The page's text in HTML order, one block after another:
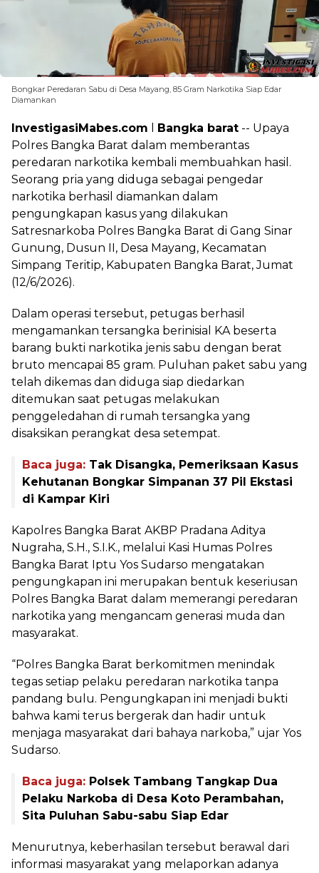
Bongkar Peredaran Sabu di Desa Mayang, 85 Gram Narkotika Siap Edar
Diamankan
InvestigasiMabes.com Bangka barat -- Upaya
Polres Bangka Barat dalam memberantas
peredaran narkotika kembali membuahkan hasil.
Seorang pria yang diduga sebagai pengedar
narkotika berhasil diamankan dalam
pengungkapan kasus yang dilakukan
Satresnarkoba Polres Bangka Barat di Gang Sinar
Gunung, Dusun II, Desa Mayang, Kecamatan
Simpang Teritip, Kabupaten Bangka Barat, Jumat
(12/6/2026).
Dalam operasi tersebut, petugas berhasil
mengamankan tersangka berinisial KA beserta
barang bukti narkotika jenis sabu dengan berat
bruto mencapai 85 gram. Puluhan paket sabu yang
telah dikemas dan diduga siap diedarkan
ditemukan saat petugas melakukan
penggeledahan di rumah tersangka yang
disaksikan perangkat desa setempat.
Baca juga: Tak Disangka, Pemeriksaan Kasus
Kehutanan Bongkar Simpanan 37 Pil Ekstasi
di Kampar Kiri
Kapolres Bangka Barat AKBP Pradana Aditya
Nugraha, S.H., S.I.K., melalui Kasi Humas Polres
Bangka Barat Iptu Yos Sudarso mengatakan
pengungkapan ini merupakan bentuk keseriusan
Polres Bangka Barat dalam memerangi peredaran
narkotika yang mengancam generasi muda dan
masyarakat.
“Polres Bangka Barat berkomitmen menindak
tegas setiap pelaku peredaran narkotika tanpa
pandang bulu. Pengungkapan ini menjadi bukti
bahwa kami terus bergerak dan hadir untuk
menjaga masyarakat dari bahaya narkoba,” ujar Yos
Sudarso.
Baca juga: Polsek Tambang Tangkap Dua
Pelaku Narkoba di Desa Koto Perambahan,
Sita Puluhan Sabu-sabu Siap Edar
Menurutnya, keberhasilan tersebut berawal dari
informasi masyarakat yang melaporkan adanya